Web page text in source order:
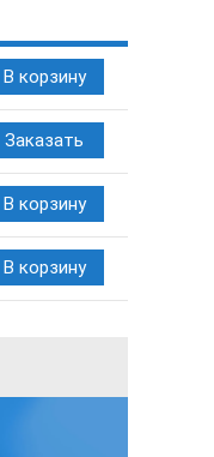
В корзину
Заказать
В корзину
В корзину